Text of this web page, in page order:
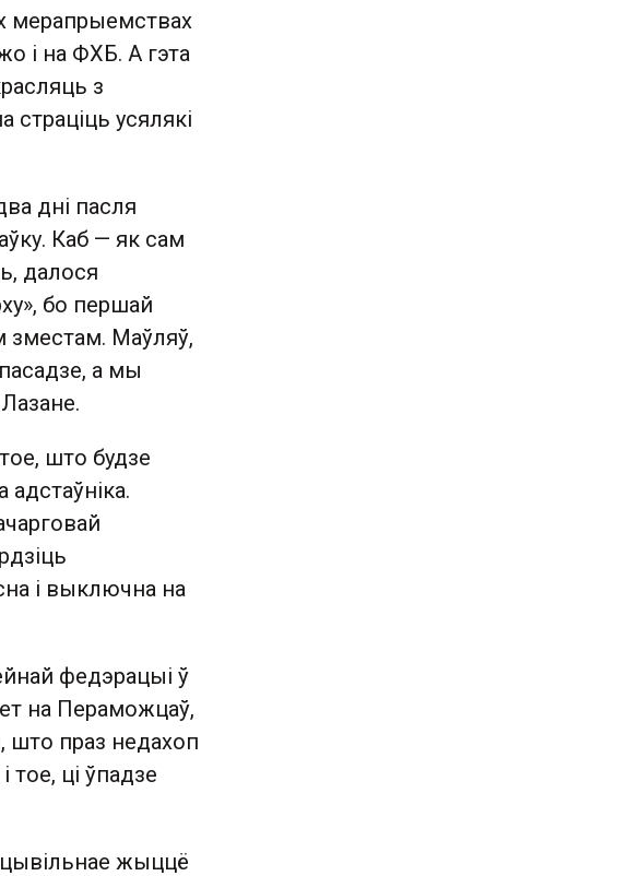
мерапрыемствах
і на ФХБ. А гэта
з
страціць усялякі
дні пасля
Каб — як сам
далося
бо першай
зместам. Маўляў,
а мы
што будзе
і выключна на
федэрацыі ў
на Пераможцаў,
што праз недахоп
ці ўпадзе
цывільнае жыццё